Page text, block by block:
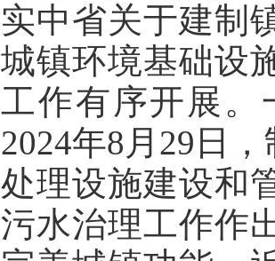
实中省关于建制
城镇环境基础设
工作有序开展。
2024年8月29日
处理设施建设和
污水治理工作作